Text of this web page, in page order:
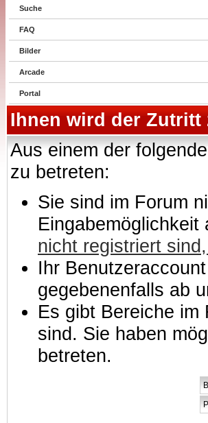
Suche
FAQ
Bilder
Arcade
Portal
Ihnen wird der Zutritt
Aus einem der
zu betreten:
Sie sind im Forum
nicht registriert
Ihr
gegebenenfalls ab
Es gibt Bereiche im
sind. Sie haben
betreten.